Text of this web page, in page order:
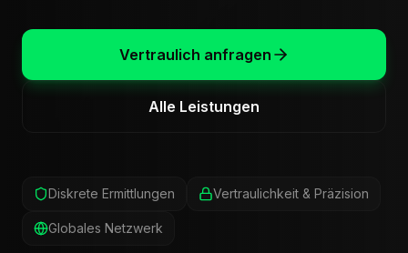
Vertraulich anfragen
Alle Leistungen
Diskrete Ermittlungen Vertraulichkeit & Präzision
Globales Netzwerk